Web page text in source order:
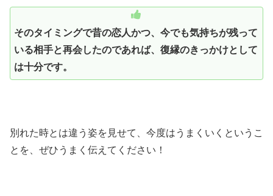
そのタイミングで昔の恋人かつ、今でも気持ちが残って
いる相手と再会したのであれば、復縁のきっかけとして
は十分です。
別れた時とは違う姿を見せて、今度はうまくいくというこ
とを、ぜひうまく伝えてください！